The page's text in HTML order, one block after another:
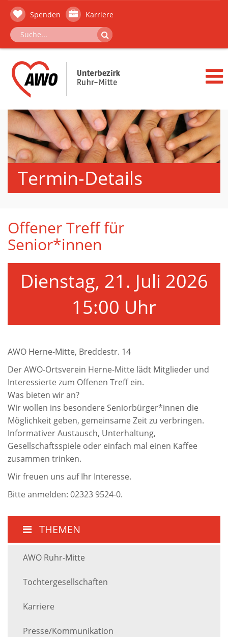
Spenden Karriere
Termin-Details
Offener Treff für
Senior*innen
Dienstag, 21. Juli 2026
15:00 Uhr
AWO Herne-Mitte, Breddestr. 14
Der AWO-Ortsverein Herne-Mitte lädt Mitglieder und
Interessierte zum Offenen Treff ein.
Was bieten wir an?
Wir wollen ins besondere Seniorbürger*innen die
Möglichkeit geben, gemeinsame Zeit zu verbringen.
Informativer Austausch, Unterhaltung,
Gesellschaftsspiele oder einfach mal einen Kaffee
zusammen trinken.
Wir freuen uns auf Ihr Interesse.
Bitte anmelden: 02323 9524-0.
THEMEN
AWO Ruhr-Mitte
Tochtergesellschaften
Karriere
Presse/Kommunikation